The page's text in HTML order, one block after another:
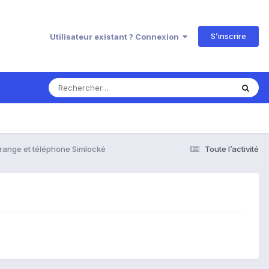
Utilisateur existant ? Connexion S’inscrire
Toute l’activité
et téléphone Simlocké